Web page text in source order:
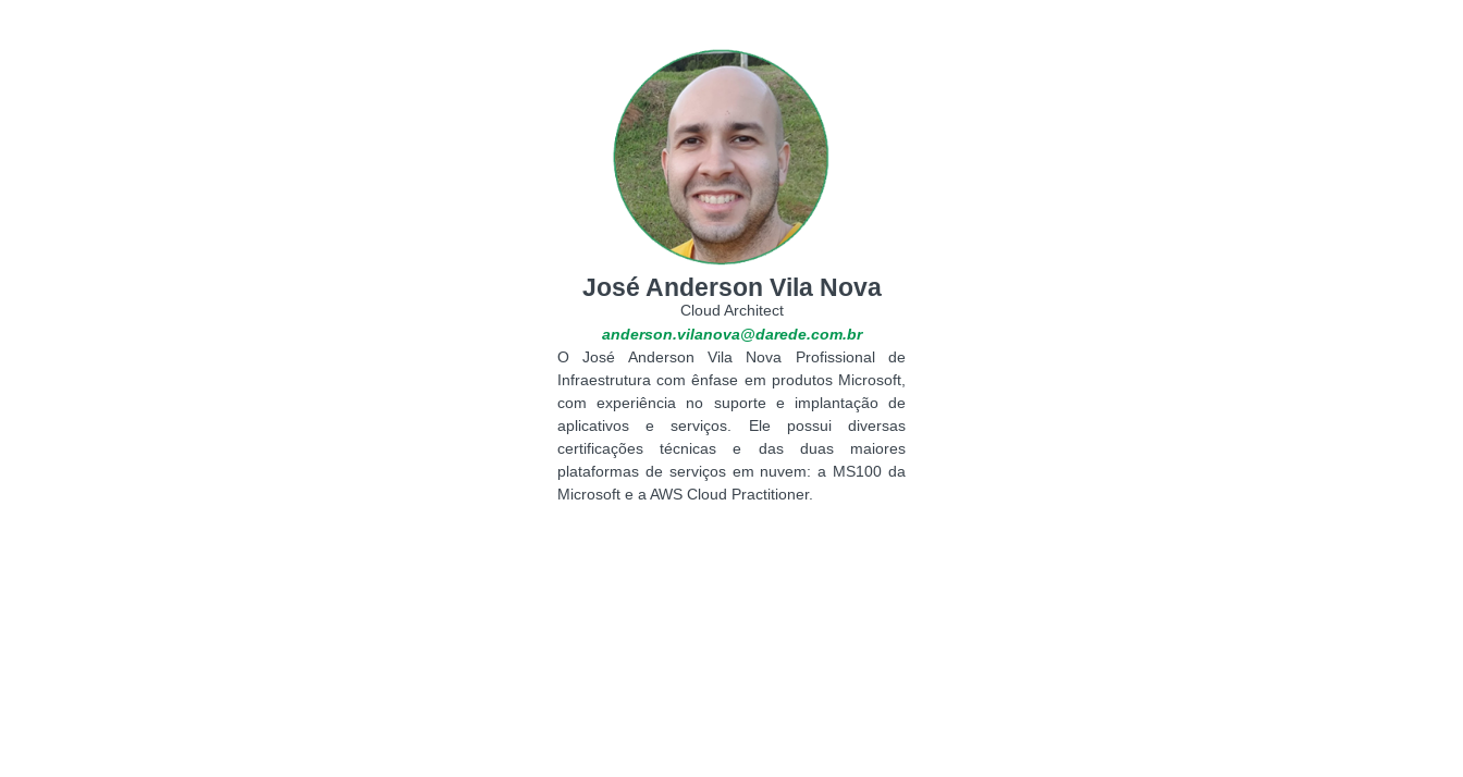
José Anderson Vila Nova
Cloud Architect
anderson.vilanova@darede.com.br
O José Anderson Vila Nova Profissional de
Infraestrutura com ênfase em produtos Microsoft,
com experiência no suporte e implantação de
aplicativos e serviços. Ele possui diversas
certificações técnicas e das duas maiores
plataformas de serviços em nuvem: a MS100 da
Microsoft e a AWS Cloud Practitioner.